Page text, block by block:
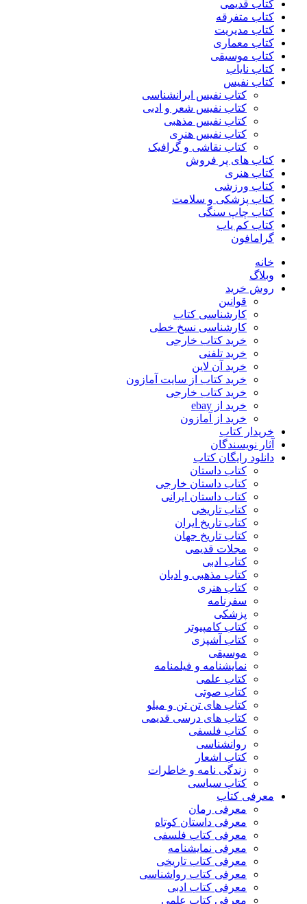
کتاب قدیمی
کتاب متفرقه
کتاب مدیریت
کتاب معماری
کتاب موسیقی
کتاب نایاب
کتاب نفیس
کتاب نفیس ایرانشناسی
کتاب نفیس شعر و ادبی
کتاب نفیس مذهبی
کتاب نفیس هنری
کتاب نقاشی و گرافیک
کتاب های پر فروش
کتاب هنری
کتاب ورزشی
کتاب پزشکی و سلامت
کتاب چاپ سنگی
کتاب کم یاب
گرامافون
خانه
وبلاگ
روش خرید
قوانین
کارشناسی کتاب
کارشناسی نسخ خطی
خرید کتاب خارجی
خرید تلفنی
خرید آن لاین
خرید کتاب از سایت آمازون
خرید کتاب خارجی
خرید از ebay
خرید از آمازون
خریدار کتاب
آثار نویسندگان
دانلود رایگان کتاب
کتاب داستان
کتاب داستان خارجی
کتاب داستان ایرانی
کتاب تاریخی
کتاب تاریخ ایران
کتاب تاریخ جهان
مجلات قدیمی
کتاب ادبی
کتاب مذهبی و ادیان
کتاب هنری
سفرنامه
پزشکی
کتاب کامپیوتر
کتاب آشپزی
موسیقی
نمایشنامه و فیلمنامه
کتاب علمی
کتاب صوتی
کتاب های تن تن و میلو
کتاب های درسی قدیمی
کتاب فلسفی
روانشناسی
کتاب اشعار
زندگی نامه و خاطرات
کتاب سیاسی
معرفی کتاب
معرفی رمان
معرفی داستان کوتاه
معرفی کتاب فلسفی
معرفی نمایشنامه
معرفی کتاب تاریخی
معرفی کتاب رواشناسی
معرفی کتاب ادبی
معرفی کتاب علمی